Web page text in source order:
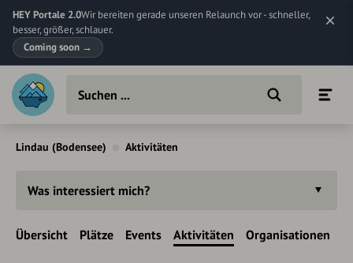
HEY Portale 2.0Wir bereiten gerade unseren Relaunch vor - schneller,
besser, größer, schlauer.
Coming soon →
Lindau (Bodensee) Aktivitäten
Was interessiert mich?
Übersicht Plätze Events Aktivitäten Organisationen